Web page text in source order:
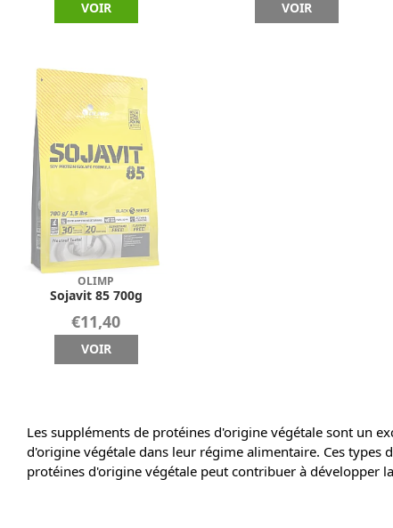
VOIR VOIR
OLIMP
Sojavit 85 700g
€11,40
VOIR
Les suppléments de protéines d'origine végétale sont un
d'origine végétale dans leur régime alimentaire. Ces types
protéines d'origine végétale peut contribuer à développer